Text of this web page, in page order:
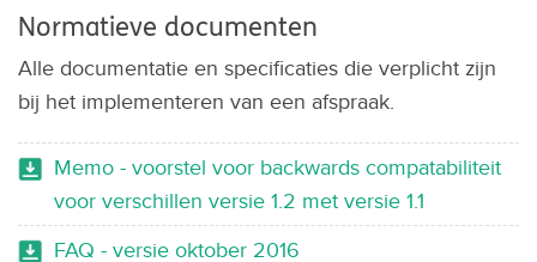
Normatieve documenten
Alle documentatie en specificaties die verplicht zijn
bij het implementeren van een afspraak.
Memo - voorstel voor backwards compatabiliteit
voor verschillen versie 1.2 met versie 1.1
FAQ - versie oktober 2016